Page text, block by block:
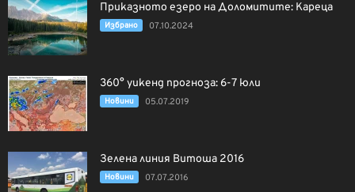
Приказното езеро на Доломитите: Кареца
Избрано 07.10.2024
360° уикенд прогноза: 6-7 юли
Новини 05.07.2019
Зелена линия Витоша 2016
Новини 07.07.2016